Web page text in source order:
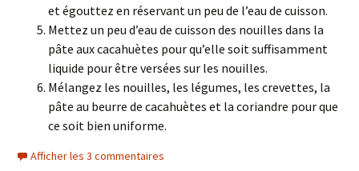
et égouttez en réservant un peu de l’eau de cuisson.
Mettez un peu d’eau de cuisson des nouilles dans la
pâte aux cacahuètes pour qu’elle soit suffisamment
liquide pour être versées sur les nouilles.
Mélangez les nouilles, les légumes, les crevettes, la
pâte au beurre de cacahuètes et la coriandre pour que
ce soit bien uniforme.
Afficher les 3 commentaires